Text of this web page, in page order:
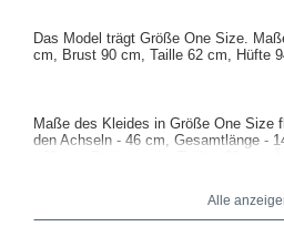
Das Model trägt Größe One Size.
cm, Brust 90 cm, Taille 62 cm, Hüfte
Maße des Kleides in Größe One Size
den Achseln - 46 cm, Gesamtlänge -
Alle